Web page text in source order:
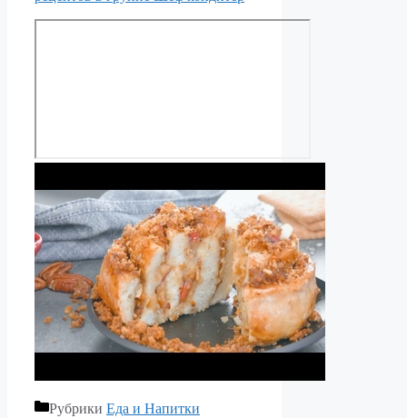
Рубрики Еда и Напитки